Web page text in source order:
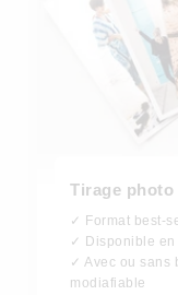
Tirage photo
✓ Format best-
✓ Disponible en
✓ Avec ou sans
modiafiable